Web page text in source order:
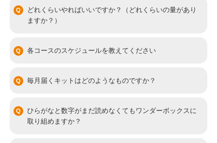
どれくらいやればいいですか？（どれくらいの量があり
ますか？）
各コースのスケジュールを教えてください
毎月届くキットはどのようなものですか？
ひらがなと数字がまだ読めなくてもワンダーボックスに
取り組めますか？